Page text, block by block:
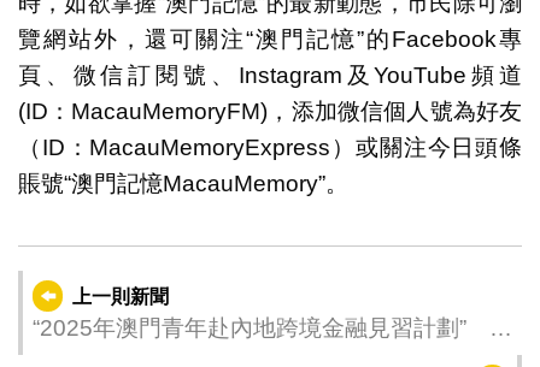
覽網站外，還可關注“澳門記憶”的Facebook專
頁、微信訂閱號、Instagram及YouTube頻道
(ID：MacauMemoryFM)，添加微信個人號為好友
（ID：MacauMemoryExpress）或關注今日頭條
賬號“澳門記憶MacauMemory”。
上一則新聞
“2025年澳門青年赴內地跨境金融見習計劃” 7